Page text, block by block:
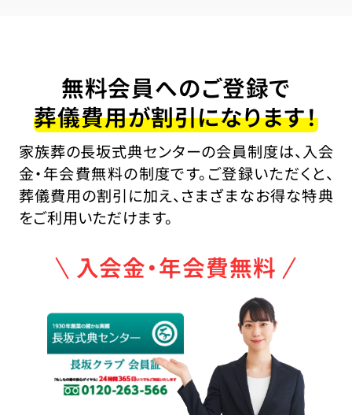
無料会員へのご登録で
葬儀費用が割引になります！
家族葬の長坂式典センターの会員制度は、入会
金・年会費無料の制度です。ご登録いただくと、
葬儀費用の割引に加え、さまざまなお得な特典
をご利用いただけます。
入会金・年会費無料